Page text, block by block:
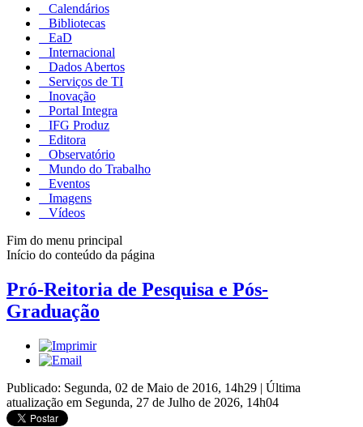
Calendários
Bibliotecas
EaD
Internacional
Dados Abertos
Serviços de TI
Inovação
Portal Integra
IFG Produz
Editora
Observatório
Mundo do Trabalho
Eventos
Imagens
Vídeos
Fim do menu principal
Início do conteúdo da página
Pró-Reitoria de Pesquisa e Pós-
Graduação
Publicado: Segunda, 02 de Maio de 2016, 14h29 | Última
atualização em Segunda, 27 de Julho de 2026, 14h04